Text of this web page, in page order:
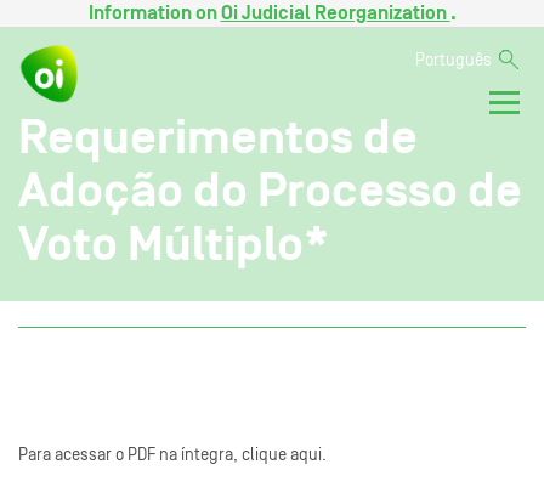
Information onOi Judicial Reorganization .
Português
Requerimentos de
Adoção do Processo de
Voto Múltiplo*
Para acessar o PDF na íntegra, clique aqui.